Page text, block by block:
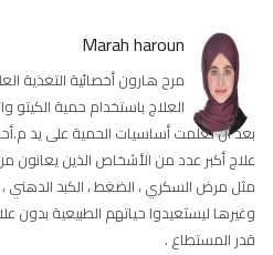
Marah haroun
مرح هارون أخصائية التغذية
العلاج باستخدام حمية الكيتو
بعد أن تعلمت أساسيات الحمية على يد
علاج أكبر عدد من الأشخاص الذين يعانون
مثل مرض السكري ، الضغط ، الكبد الدهني
وغيرها ليستعيدوا حياتهم الطبيعية بدون
قدر المستطاع .